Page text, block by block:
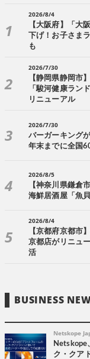
2026/8/4
【大阪府】「大
下げ！お子さま
も
2026/7/30
【静岡県静岡市
「駿河健康ラン
リニューアル
2026/7/30
バーガーキング
年末までに全国
2026/8/5
【神奈川県鎌倉
海鮮居酒屋「魚
2026/8/4
【京都府京都市
京都店がリニュ
活
BUSINESS
Netskope
Netskope
ク・クア